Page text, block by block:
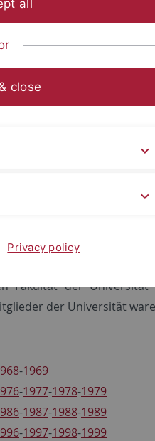
nach den Namen der
immer nur auf den (ggf.
Institut verbunden
Tätigkeiten im Institut
Personen
verbundenen
Fakultät der
der Universität
-1969
-1977-1978-1979
-1987-1988-1989
-1997-1998-1999
all
close
Privacy policy